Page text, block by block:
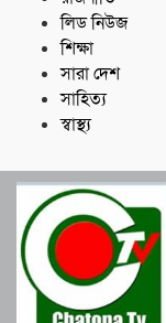
লিড নিউজ
শিক্ষা
সারা দেশ
সাহিত্য
স্বাস্থ্য